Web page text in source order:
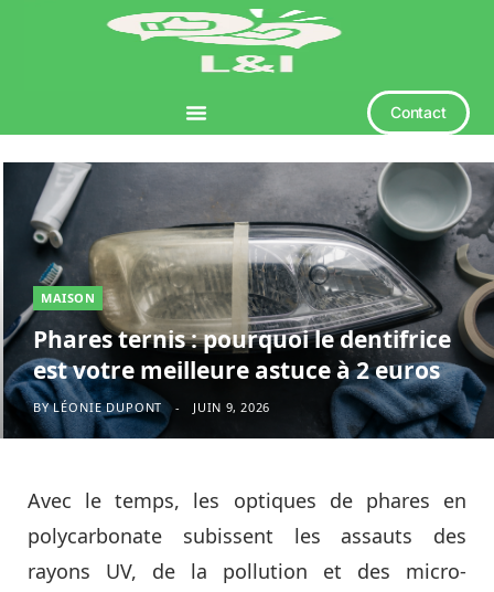
Contact
MAISON
Phares ternis : pourquoi le dentifrice
est votre meilleure astuce à 2 euros
BY LÉONIE DUPONT JUIN 9, 2026
Avec le temps, les optiques de phares en
polycarbonate subissent les assauts des
rayons UV, de la pollution et des micro-